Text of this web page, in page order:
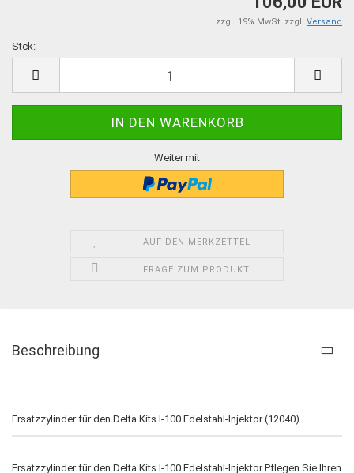
zzgl. 19% MwSt. zzgl. Versand
Stck:
Weiter mit
AUF DEN MERKZETTEL
FRAGE ZUM PRODUKT
Beschreibung
Ersatzzylinder für den Delta Kits I-100 Edelstahl-Injektor (12040)
Ersatzzylinder für den Delta Kits I-100 Edelstahl-Injektor Pflegen Sie Ihren